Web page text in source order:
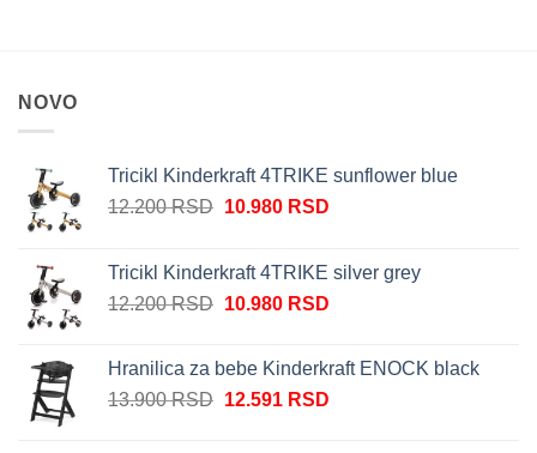
NOVO
Tricikl Kinderkraft 4TRIKE sunflower blue
12.200RSD Originalna
bila:
12.200 RSD.
10.980 RSDTrenutna
10.980 RSD.
Tricikl Kinderkraft 4TRIKE silver grey
12.200RSD Originalna
bila:
12.200 RSD.
10.980 RSDTrenutna
10.980 RSD.
Hranilica za bebe Kinderkraft ENOCK black
13.900RSD Originalna
12.591 RSDTrenutna